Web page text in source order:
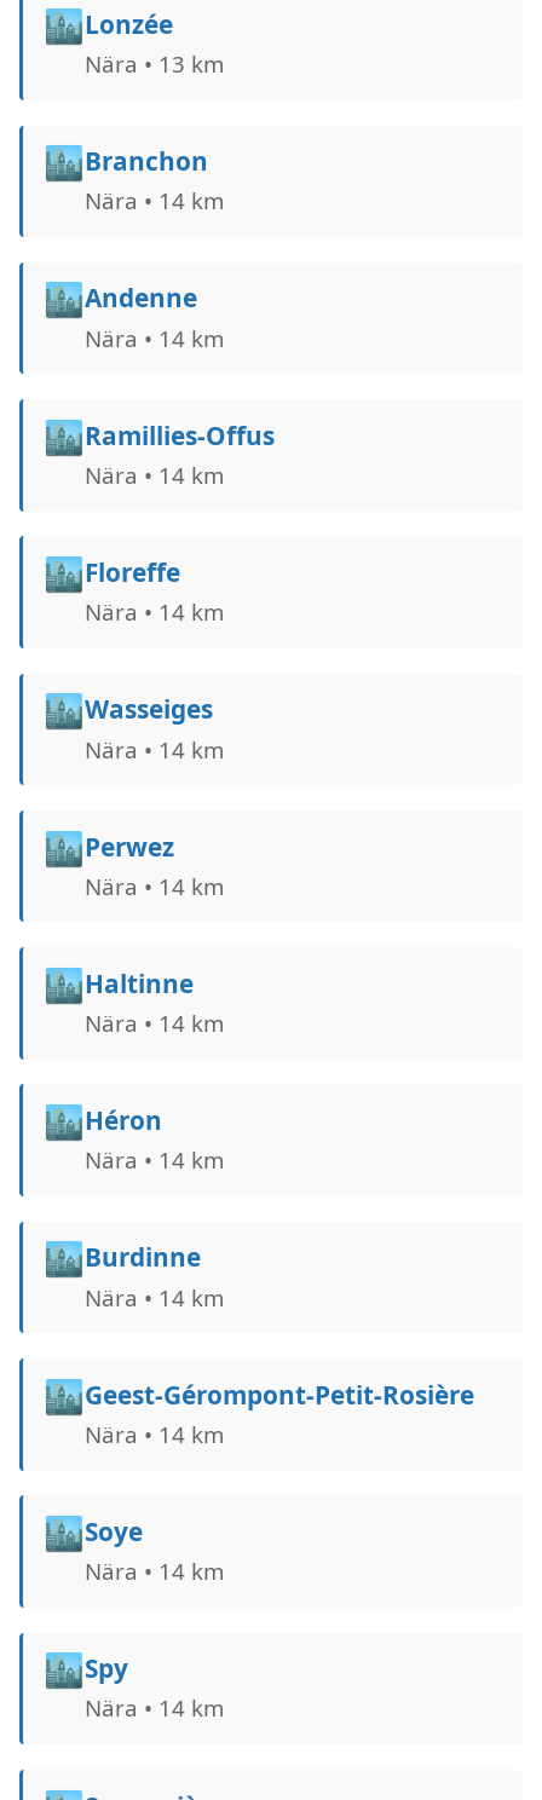
🏙️Lonzée
Nära • 13 km
🏙️Branchon
Nära • 14 km
🏙️Andenne
Nära • 14 km
🏙️Ramillies-Offus
Nära • 14 km
🏙️Floreffe
Nära • 14 km
🏙️Wasseiges
Nära • 14 km
🏙️Perwez
Nära • 14 km
🏙️Haltinne
Nära • 14 km
🏙️Héron
Nära • 14 km
🏙️Burdinne
Nära • 14 km
🏙️Geest-Gérompont-Petit-Rosière
Nära • 14 km
🏙️Soye
Nära • 14 km
🏙️Spy
Nära • 14 km